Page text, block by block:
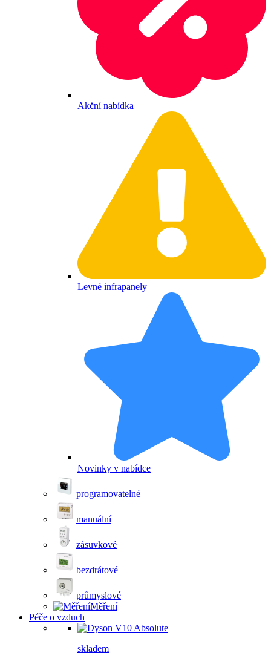
Akční nabídka
Levné infrapanely
Novinky v nabídce
programovatelné
manuální
zásuvkové
bezdrátové
průmyslové
Měření
Péče o vzduch
skladem